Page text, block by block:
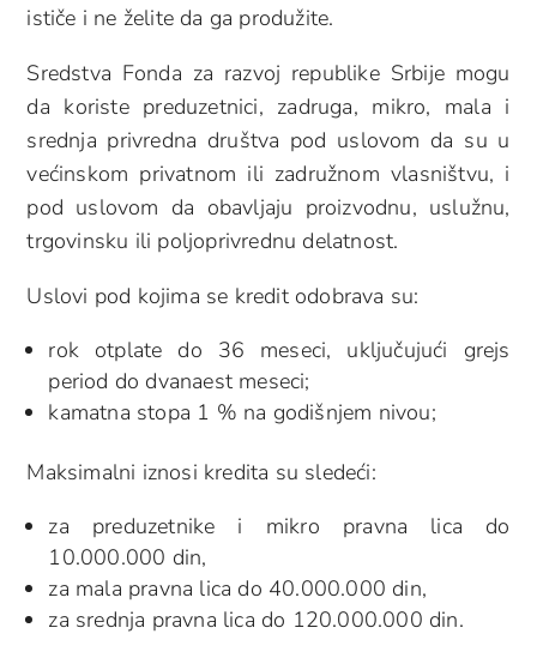
ističe i ne želite da ga produžite.
Sredstva Fonda za razvoj republike Srbije mogu
da koriste preduzetnici, zadruga, mikro, mala i
srednja privredna društva pod uslovom da su u
većinskom privatnom ili zadružnom vlasništvu, i
pod uslovom da obavljaju proizvodnu, uslužnu,
trgovinsku ili poljoprivrednu delatnost.
Uslovi pod kojima se kredit odobrava su:
rok otplate do 36 meseci, uključujući grejs
period do dvanaest meseci;
kamatna stopa 1 % na godišnjem nivou;
Maksimalni iznosi kredita su sledeći:
za preduzetnike i mikro pravna lica do
10.000.000 din,
za mala pravna lica do 40.000.000 din,
za srednja pravna lica do 120.000.000 din.